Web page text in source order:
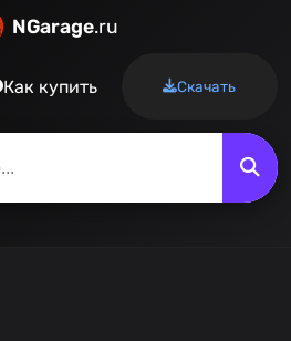
NGarage.ru
Как купить Скачать